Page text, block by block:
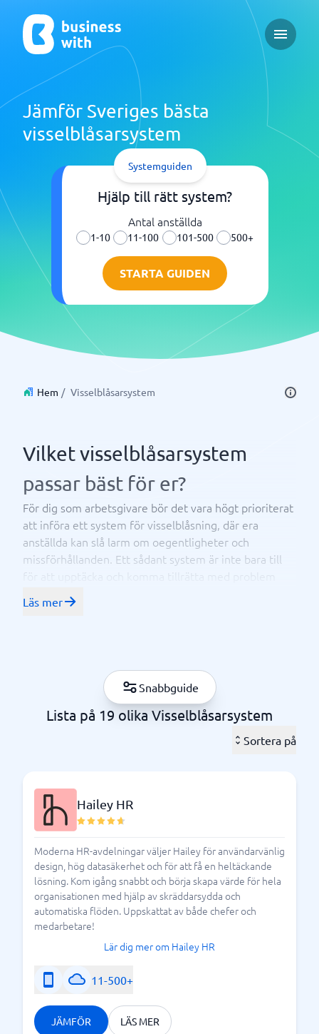
Open
Jämför Sveriges bästa
visselblåsarsystem
Hjälp till rätt system?
Antal anställda
1-10 11-100 101-500 500+
STARTA GUIDEN
Systemguiden
Hem / Visselblåsarsystem
Vilket visselblåsarsystem
passar bäst för er?
För dig som arbetsgivare bör det vara högt prioriterat
att införa ett system för visselblåsning, där era
anställda kan slå larm om oegentligheter och
missförhållanden. Ett sådant system är inte bara till
inom organisationen, utan det är också ett krav enligt
en ny lag, känd som Visselblåsarlagen. Det har aldrig
Att välja rätt visselblåsarsystem är avgörande för att
säkerställa en effektiv hantering av rapporterade
ärenden. När man överväger olika system bör man
lättillgängligt för alla anställda och att det uppmuntrar
till en öppen dialog om potentiella problem.
som ställs av Visselblåsarlagen. Denna lag syftar till
att skydda individer som rapporterar
missförhållanden, vilket innebär att arbetsgivare
måste se till att deras visselblåsarsystem erbjuder
starka skyddsmekanismer för visselblåsare. Det
innebär att arbetsgivare bör inrätta klara riktlinjer och
procedurer för att hantera rapporter, samt att de bör
informera och utbilda sina anställda om hur systemet
fungerar och dess betydelse. Från och med 17
december 2023, så kommer Visselblåsarlagen gälla
samtliga offentliga bolag, samt alla privata bolag med
Läs mer
Snabbguide
Lista på 19 olika Visselblåsarsystem
Sortera på
Hailey HR
Moderna HR-avdelningar väljer Hailey för användarvänlig
design, hög datasäkerhet och för att få en heltäckande
lösning. Kom igång snabbt och börja skapa värde för hela
organisationen med hjälp av skräddarsydda och
automatiska flöden. Uppskattat av både chefer och
medarbetare!
Lär dig mer om Hailey HR
11-500+
JÄMFÖR LÄS MER